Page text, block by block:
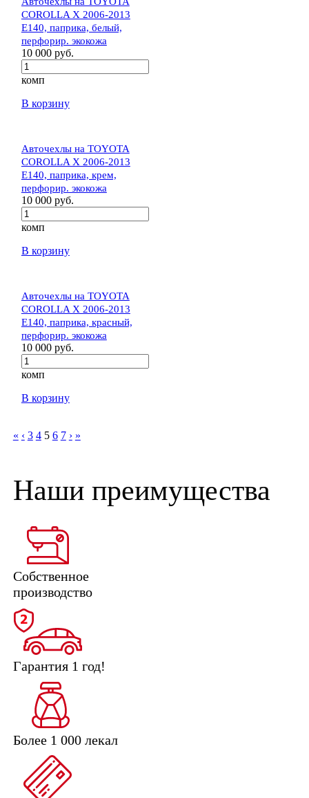
COROLLA X 2006-2013
E140, паприка, белый,
перфорир. экокожа
10 000 руб.
комп
В корзину
Авточехлы на TOYOTA
COROLLA X 2006-2013
E140, паприка, крем,
перфорир. экокожа
10 000 руб.
комп
В корзину
Авточехлы на TOYOTA
COROLLA X 2006-2013
E140, паприка, красный,
перфорир. экокожа
10 000 руб.
комп
В корзину
« ‹ 3 4 5 6 7 › »
Наши преимущества
Собственное
производство
Гарантия 1 год!
Более 1 000 лекал